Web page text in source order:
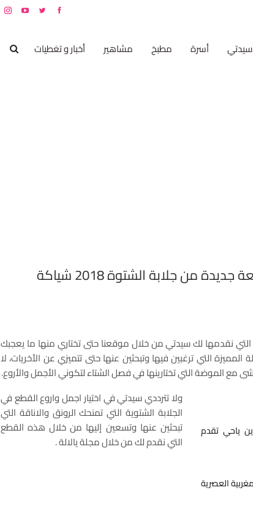
سيدتي أسرة مطبخ مشاهير أخبار و تغطيات
لكل الأنيقات والذواقات دفعة جديدة من جلابة الشتوة 2018 شياكة
التي نقدمها لك سيدتي من خلال موقعنا حتى تختاري منها ما يعجبك
التي ترغبين فيها وتبحثين عنها حتى تتميزي عن الأخريات، لا
مع الموضة التي تختارينها في فصل الشتاء لتكوني الأجمل والأروع.
ياحي تقدم
العصرية
ولا تترددي سيدتي في اختيار اجمل واروع القطع في
الجلابة الشتوية التي تمنحك الرونق والاناقة التي
تبحثين عنها وتسعين إليها من خلال هذه القطع
التي نقدم لك من خلال مجلة يالالة .